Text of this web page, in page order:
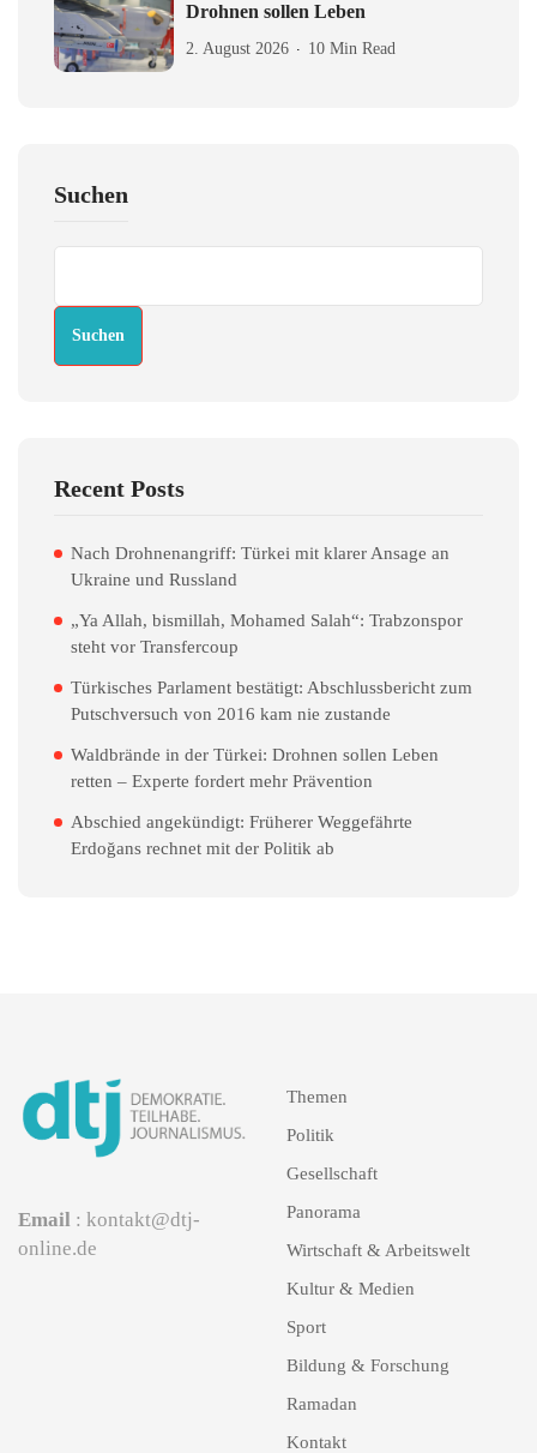
Drohnen sollen Leben
2. August 2026 10 Min Read
Suchen
Suchen
Recent Posts
Nach Drohnenangriff: Türkei mit klarer Ansage an
Ukraine und Russland
„Ya Allah, bismillah, Mohamed Salah“: Trabzonspor
steht vor Transfercoup
Türkisches Parlament bestätigt: Abschlussbericht zum
Putschversuch von 2016 kam nie zustande
Waldbrände in der Türkei: Drohnen sollen Leben
retten – Experte fordert mehr Prävention
Abschied angekündigt: Früherer Weggefährte
Erdoğans rechnet mit der Politik ab
Email : kontakt@dtj-
online.de
Themen
Politik
Gesellschaft
Panorama
Wirtschaft & Arbeitswelt
Kultur & Medien
Sport
Bildung & Forschung
Ramadan
Kontakt